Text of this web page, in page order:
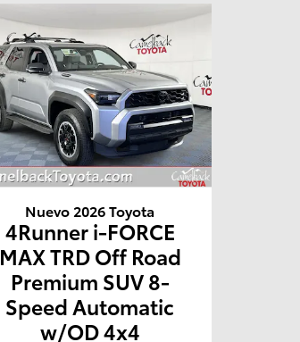
Nuevo 2026 Toyota
4Runner i-FORCE
MAX TRD Off Road
Premium SUV 8-
Speed Automatic
w/OD 4x4